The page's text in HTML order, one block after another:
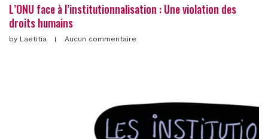
L’ONU face à l’institutionnalisation : Une violation des
droits humains
by Laetitia Aucun commentaire